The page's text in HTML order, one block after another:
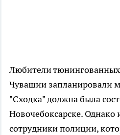
Любители
Чувашии запланировали
"Сходка" должна была
Новочебоксарске.
сотрудники полиции,